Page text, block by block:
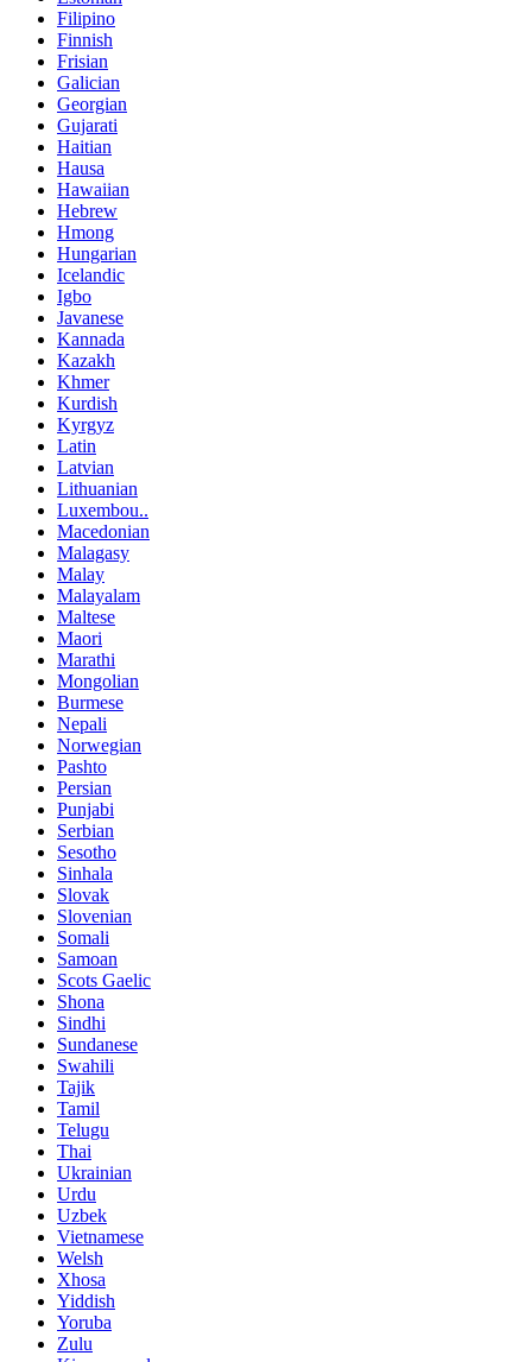
Filipino
Finnish
Frisian
Galician
Georgian
Gujarati
Haitian
Hausa
Hawaiian
Hebrew
Hmong
Hungarian
Icelandic
Igbo
Javanese
Kannada
Kazakh
Khmer
Kurdish
Kyrgyz
Latin
Latvian
Lithuanian
Luxembou..
Macedonian
Malagasy
Malay
Malayalam
Maltese
Maori
Marathi
Mongolian
Burmese
Nepali
Norwegian
Pashto
Persian
Punjabi
Serbian
Sesotho
Sinhala
Slovak
Slovenian
Somali
Samoan
Scots Gaelic
Shona
Sindhi
Sundanese
Swahili
Tajik
Tamil
Telugu
Thai
Ukrainian
Urdu
Uzbek
Vietnamese
Welsh
Xhosa
Yiddish
Yoruba
Zulu